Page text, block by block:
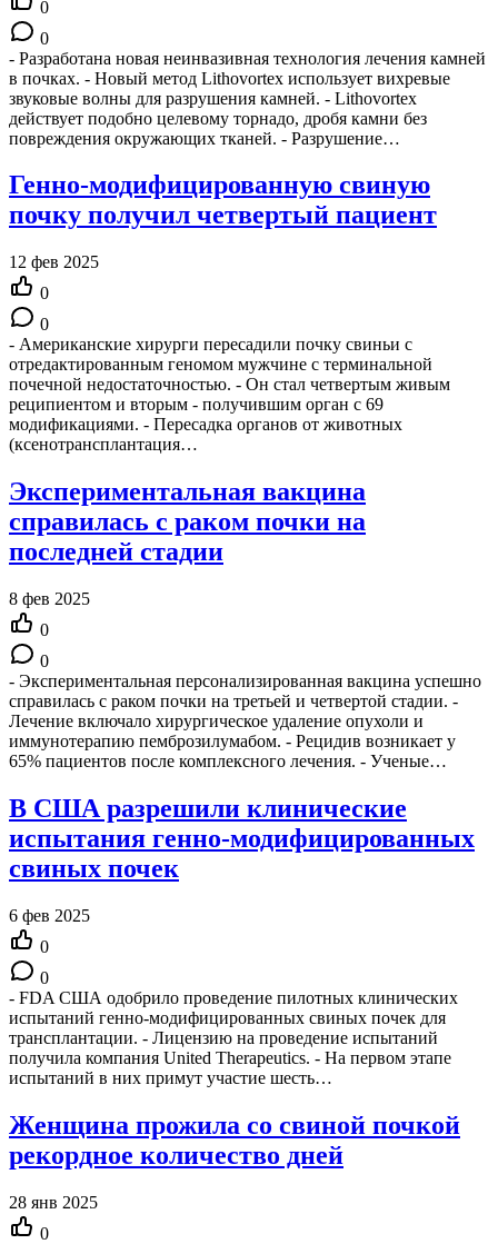
0
0
- Разработана новая неинвазивная технология лечения камней
в почках. - Новый метод Lithovortex использует вихревые
звуковые волны для разрушения камней. - Lithovortex
действует подобно целевому торнадо, дробя камни без
повреждения окружающих тканей. - Разрушение…
Генно-модифицированную свиную
почку получил четвертый пациент
12 фев 2025
0
0
- Американские хирурги пересадили почку свиньи с
отредактированным геномом мужчине с терминальной
почечной недостаточностью. - Он стал четвертым живым
реципиентом и вторым - получившим орган с 69
модификациями. - Пересадка органов от животных
(ксенотрансплантация…
Экспериментальная вакцина
справилась с раком почки на
последней стадии
8 фев 2025
0
0
- Экспериментальная персонализированная вакцина успешно
справилась с раком почки на третьей и четвертой стадии. -
Лечение включало хирургическое удаление опухоли и
иммунотерапию пемброзилумабом. - Рецидив возникает у
65% пациентов после комплексного лечения. - Ученые…
В США разрешили клинические
испытания генно-модифицированных
свиных почек
6 фев 2025
0
0
- FDA США одобрило проведение пилотных клинических
испытаний генно-модифицированных свиных почек для
трансплантации. - Лицензию на проведение испытаний
получила компания United Therapeutics. - На первом этапе
испытаний в них примут участие шесть…
Женщина прожила со свиной почкой
рекордное количество дней
28 янв 2025
0